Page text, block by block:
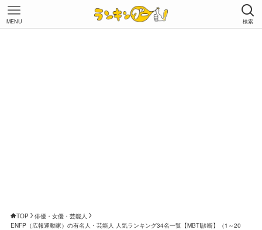
検索
MENU
TOP
俳優・女優・芸能人
ENFP（広報運動家）の有名人・芸能人 人気ランキング34名一覧【MBTI診断】（1～20